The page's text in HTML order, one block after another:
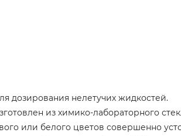
дозирования нелетучих жидкостей.
из химико-лабораторного
или белого цветов совершенно